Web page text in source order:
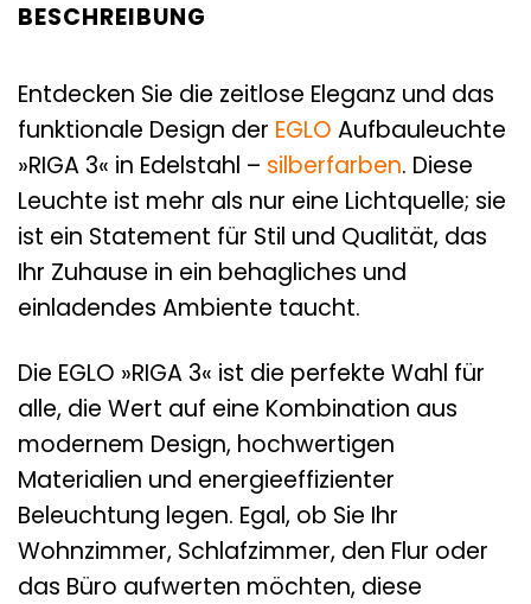
BESCHREIBUNG
Entdecken Sie die zeitlose Eleganz und das
funktionale Design der EGLO Aufbauleuchte
»RIGA 3« in Edelstahl – silberfarben. Diese
Leuchte ist mehr als nur eine Lichtquelle; sie
ist ein Statement für Stil und Qualität, das
Ihr Zuhause in ein behagliches und
einladendes Ambiente taucht.
Die EGLO »RIGA 3« ist die perfekte Wahl für
alle, die Wert auf eine Kombination aus
modernem Design, hochwertigen
Materialien und energieeffizienter
Beleuchtung legen. Egal, ob Sie Ihr
Wohnzimmer, Schlafzimmer, den Flur oder
das Büro aufwerten möchten, diese